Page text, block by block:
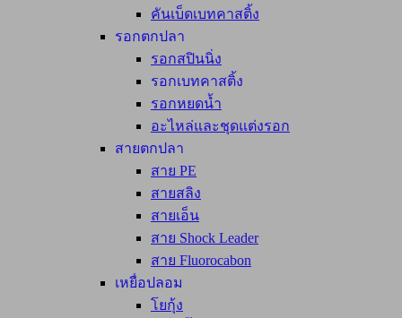
คันเบ็ดเบทคาสติ้ง
รอกตกปลา
รอกสปินนิ่ง
รอกเบทคาสติ้ง
รอกหยดน้ำ
อะไหล่และชุดแต่งรอก
สายตกปลา
สาย PE
สายสลิง
สายเอ็น
สาย Shock Leader
สาย Fluorocabon
เหยื่อปลอม
โยกุ้ง